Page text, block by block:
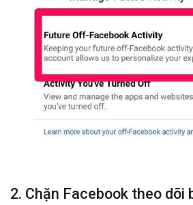
2. Chặn Facebook theo dõi